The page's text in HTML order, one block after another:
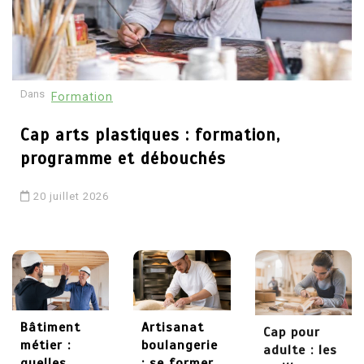
30 mai 2026
études, formations et
débouchés
5
Chaudronnier formation :
apprendre un métier
technique et recherché
Dans Formation
Cap arts plastiques : formation,
programme et débouchés
20 juillet 2026
Bâtiment
métier :
Artisanat
boulangerie
Cap pour
adulte : les